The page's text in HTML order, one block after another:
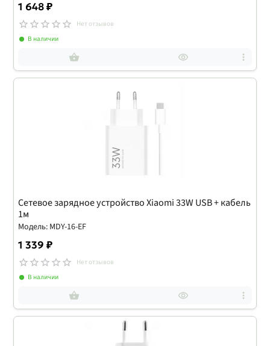
1 648 ₽
Нет отзывов
В наличии
Сетевое зарядное устройство Xiaomi 33W USB + кабель
1м
Модель: MDY-16-EF
1 339 ₽
Нет отзывов
В наличии